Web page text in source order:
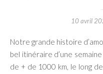
10 avril
Notre grande histoire
bel itinéraire d’une
de + de 1000 km, le long